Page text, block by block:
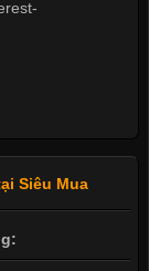
Siêu Mua